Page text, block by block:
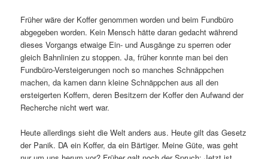
Früher wäre der Koffer genommen worden und beim Fundbüro
abgegeben worden. Kein Mensch hätte daran gedacht während
dieses Vorgangs etwaige Ein- und Ausgänge zu sperren oder
gleich Bahnlinien zu stoppen. Ja, früher konnte man bei den
Fundbüro-Versteigerungen noch so manches Schnäppchen
machen, da kamen dann kleine Schnäppchen aus all den
ersteigerten Koffern, deren Besitzern der Koffer den Aufwand der
Recherche nicht wert war.
Heute allerdings sieht die Welt anders aus. Heute gilt das Gesetz
der Panik. DA ein Koffer, da ein Bärtiger. Meine Güte, was geht